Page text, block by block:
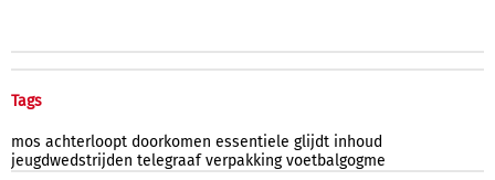
Tags
mos achterloopt doorkomen essentiele glijdt inhoud
jeugdwedstrijden telegraaf verpakking voetbalgogme